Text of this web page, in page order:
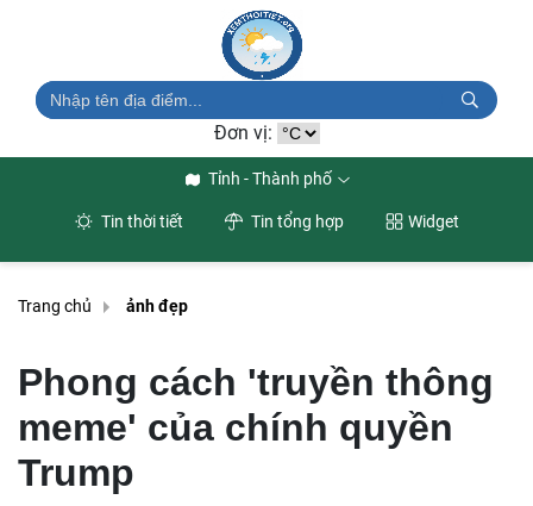
Đơn vị:
Tỉnh - Thành phố
Tin thời tiết Tin tổng hợp Widget
Trang chủ ảnh đẹp
Phong cách 'truyền thông
meme' của chính quyền
Trump